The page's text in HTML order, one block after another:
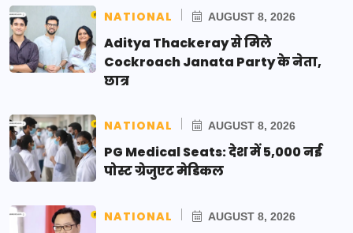
NATIONAL AUGUST 8, 2026
Aditya Thackeray से मिले
Cockroach Janata Party के नेता,
छात्र
NATIONAL AUGUST 8, 2026
PG Medical Seats: देश में 5,000 नई
पोस्ट ग्रेजुएट मेडिकल
NATIONAL AUGUST 8, 2026